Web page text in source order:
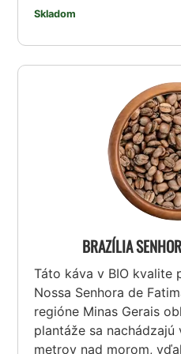
Skladom
BRAZÍLIA
Táto káva v BIO kvalite
Nossa Senhora de
regióne Minas Gerais
plantáže sa
metrov nad morom,